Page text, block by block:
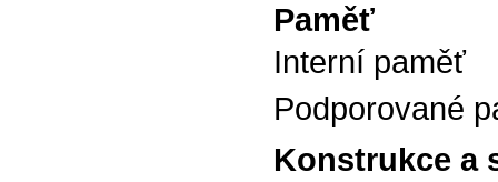
Paměť
Interní paměť
Podporované
Konstrukce a